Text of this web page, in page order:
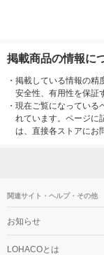
掲載商品の情報に
・ 掲載している情報の精
安全性、有用性を保証
・ 現在ご覧になっている
れています。ページに
は、直接各ストアにお
関連サイト・ヘルプ・その他
お知らせ
LOHACOとは